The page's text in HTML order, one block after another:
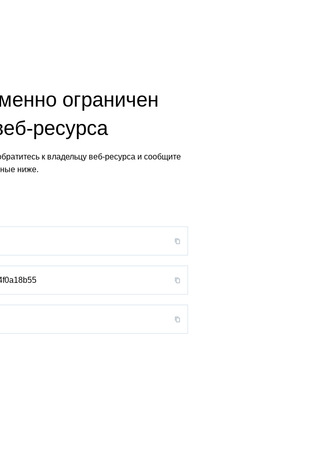
ограничен
ресурса
к владельцу веб-ресурса и сообщите
ниже.